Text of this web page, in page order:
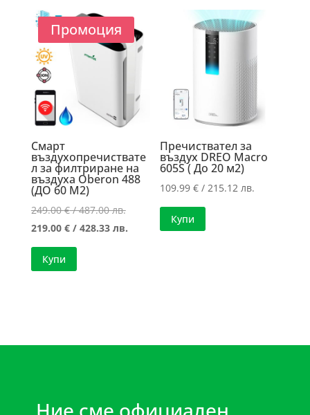
Промоция
Смарт
въздухопречиствате
л за филтриране на
въздуха Oberon 488
(ДО 60 М2)
249.00€/ 487.00 лв.Original
price
219.00 €/ 428.33 лв.Текущата
Купи
Пречиствател за
въздух DREO Macro
605S ( До 20 м2)
109.99€ / 215.12 лв.
Купи